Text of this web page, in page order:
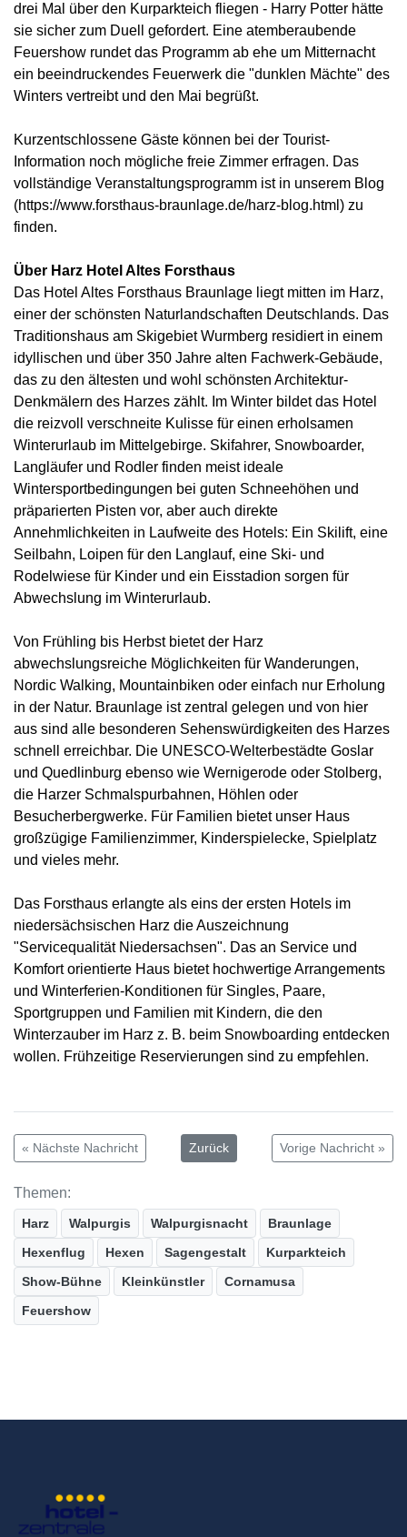
drei Mal über den Kurparkteich fliegen - Harry Potter hätte
sie sicher zum Duell gefordert. Eine atemberaubende
Feuershow rundet das Programm ab ehe um Mitternacht
ein beeindruckendes Feuerwerk die "dunklen Mächte" des
Winters vertreibt und den Mai begrüßt.
Kurzentschlossene Gäste können bei der Tourist-
Information noch mögliche freie Zimmer erfragen. Das
vollständige Veranstaltungsprogramm ist in unserem Blog
(https://www.forsthaus-braunlage.de/harz-blog.html) zu
finden.
Über Harz Hotel Altes Forsthaus
Das Hotel Altes Forsthaus Braunlage liegt mitten im Harz,
einer der schönsten Naturlandschaften Deutschlands. Das
Traditionshaus am Skigebiet Wurmberg residiert in einem
idyllischen und über 350 Jahre alten Fachwerk-Gebäude,
das zu den ältesten und wohl schönsten Architektur-
Denkmälern des Harzes zählt. Im Winter bildet das Hotel
die reizvoll verschneite Kulisse für einen erholsamen
Winterurlaub im Mittelgebirge. Skifahrer, Snowboarder,
Langläufer und Rodler finden meist ideale
Wintersportbedingungen bei guten Schneehöhen und
präparierten Pisten vor, aber auch direkte
Annehmlichkeiten in Laufweite des Hotels: Ein Skilift, eine
Seilbahn, Loipen für den Langlauf, eine Ski- und
Rodelwiese für Kinder und ein Eisstadion sorgen für
Abwechslung im Winterurlaub.
Von Frühling bis Herbst bietet der Harz
abwechslungsreiche Möglichkeiten für Wanderungen,
Nordic Walking, Mountainbiken oder einfach nur Erholung
in der Natur. Braunlage ist zentral gelegen und von hier
aus sind alle besonderen Sehenswürdigkeiten des Harzes
schnell erreichbar. Die UNESCO-Welterbestädte Goslar
und Quedlinburg ebenso wie Wernigerode oder Stolberg,
die Harzer Schmalspurbahnen, Höhlen oder
Besucherbergwerke. Für Familien bietet unser Haus
großzügige Familienzimmer, Kinderspielecke, Spielplatz
und vieles mehr.
Das Forsthaus erlangte als eins der ersten Hotels im
niedersächsischen Harz die Auszeichnung
"Servicequalität Niedersachsen". Das an Service und
Komfort orientierte Haus bietet hochwertige Arrangements
und Winterferien-Konditionen für Singles, Paare,
Sportgruppen und Familien mit Kindern, die den
Winterzauber im Harz z. B. beim Snowboarding entdecken
wollen. Frühzeitige Reservierungen sind zu empfehlen.
« Nächste Nachricht Zurück Vorige Nachricht »
Themen:
Harz Walpurgis Walpurgisnacht
Braunlage
Hexenflug
Hexen Sagengestalt
Kurparkteich
Show-Bühne
Kleinkünstler
Cornamusa
Feuershow